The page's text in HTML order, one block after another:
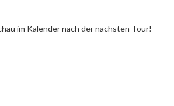
im Kalender nach der nächsten Tour!